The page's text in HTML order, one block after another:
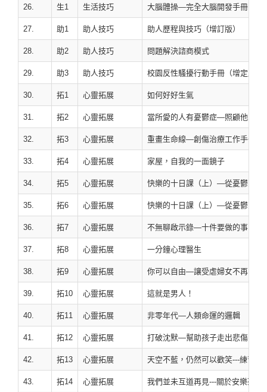
26. 生1 生活技巧 大腦體操—完全大腦開發手冊
27. 助1 助人技巧 助人歷程與技巧（增訂版）
28. 助2 助人技巧 問題解決諮商模式
29. 助3 助人技巧 校園反性騷擾行動手冊（增定版）
30. 拓1 心靈拓展 如何好好生氣
31. 拓2 心靈拓展 當所愛的人有憂鬱症—照顧他，也
32. 拓3 心靈拓展 重畫生命線—創傷治療工作手冊
33. 拓4 心靈拓展 家屋，自我的一面鏡子
34. 拓5 心靈拓展 快樂的十日課（上）—從憂鬱到快
35. 拓6 心靈拓展 快樂的十日課（上）—從憂鬱到快
36. 拓7 心靈拓展 不無聊啟示錄—十件要做的事，讓
37. 拓8 心靈拓展 一分鐘心理醫生
38. 拓9 心靈拓展 你可以自由—讓受虐婦女不再暗夜
39. 拓10 心靈拓展 這就是男人！
40. 拓11 心靈拓展 非零年代—人類命運的邏輯
41. 拓12 心靈拓展 打破沈默—幫助孩子走出悲傷
42. 拓13 心靈拓展 天空不藍，仍然可以歡笑---練習幽
43. 拓14 心靈拓展 我們並未互道再見---關於安樂死